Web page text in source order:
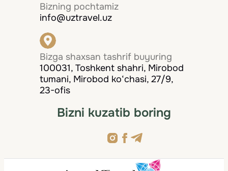
Bizning pochtamiz
info@uztravel.uz
Bizga shaxsan tashrif buyuring
100031, Toshkent shahri, Mirobod
tumani, Mirobod ko‘chasi, 27/9,
23-ofis
Bizni kuzatib boring